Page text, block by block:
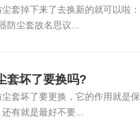
套掉下来了去换新的就可以啦：
防尘套故名思议...
套坏了要换吗?
套坏了要更换，它的作用就是保
有就是最好不要...